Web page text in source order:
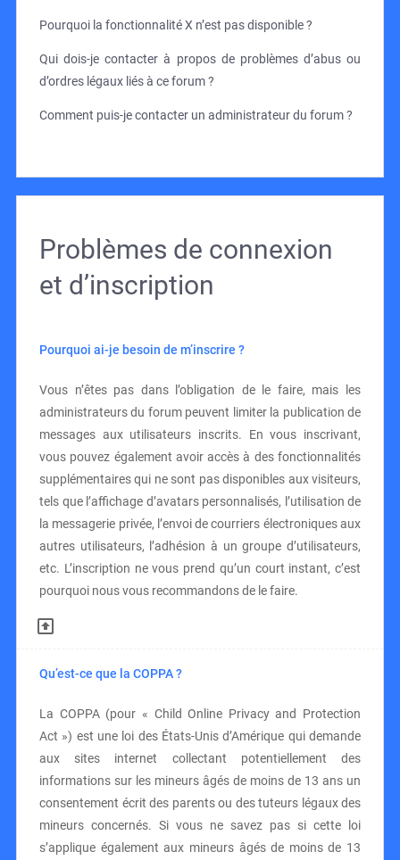
Pourquoi la fonctionnalité X n’est pas disponible ?
Qui dois-je contacter à propos de problèmes d’abus ou
d’ordres légaux liés à ce forum ?
Comment puis-je contacter un administrateur du forum ?
Problèmes de connexion
et d’inscription
Pourquoi ai-je besoin de m’inscrire ?
Vous n’êtes pas dans l’obligation de le faire, mais les
administrateurs du forum peuvent limiter la publication de
messages aux utilisateurs inscrits. En vous inscrivant,
vous pouvez également avoir accès à des fonctionnalités
supplémentaires qui ne sont pas disponibles aux visiteurs,
tels que l’affichage d’avatars personnalisés, l’utilisation de
la messagerie privée, l’envoi de courriers électroniques aux
autres utilisateurs, l’adhésion à un groupe d’utilisateurs,
etc. L’inscription ne vous prend qu’un court instant, c’est
pourquoi nous vous recommandons de le faire.
Qu’est-ce que la COPPA ?
La COPPA (pour « Child Online Privacy and Protection
Act ») est une loi des États-Unis d’Amérique qui demande
aux sites internet collectant potentiellement des
informations sur les mineurs âgés de moins de 13 ans un
consentement écrit des parents ou des tuteurs légaux des
mineurs concernés. Si vous ne savez pas si cette loi
s’applique également aux mineurs âgés de moins de 13